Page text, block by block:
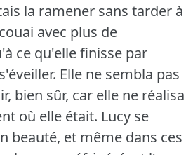
la ramener sans tarder à
avec plus de
ce qu'elle finisse par
Elle ne sembla pas
bien sûr, car elle ne réalisa
où elle était. Lucy se
beauté, et même dans ces